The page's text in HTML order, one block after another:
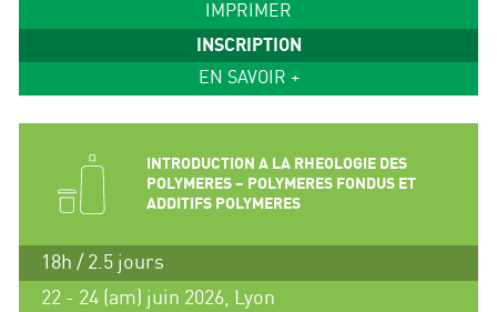
IMPRIMER
INSCRIPTION
EN SAVOIR +
INTRODUCTION A LA RHEOLOGIE DES
POLYMERES – POLYMERES FONDUS ET
ADDITIFS POLYMERES
18h / 2.5 jours
22 - 24 (am) juin 2026, Lyon